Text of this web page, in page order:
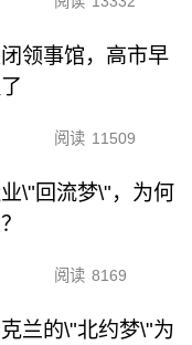
领事馆，高市早
阅读 11509
\"回流梦\"，为何
阅读 8169
兰的\"北约梦\"为